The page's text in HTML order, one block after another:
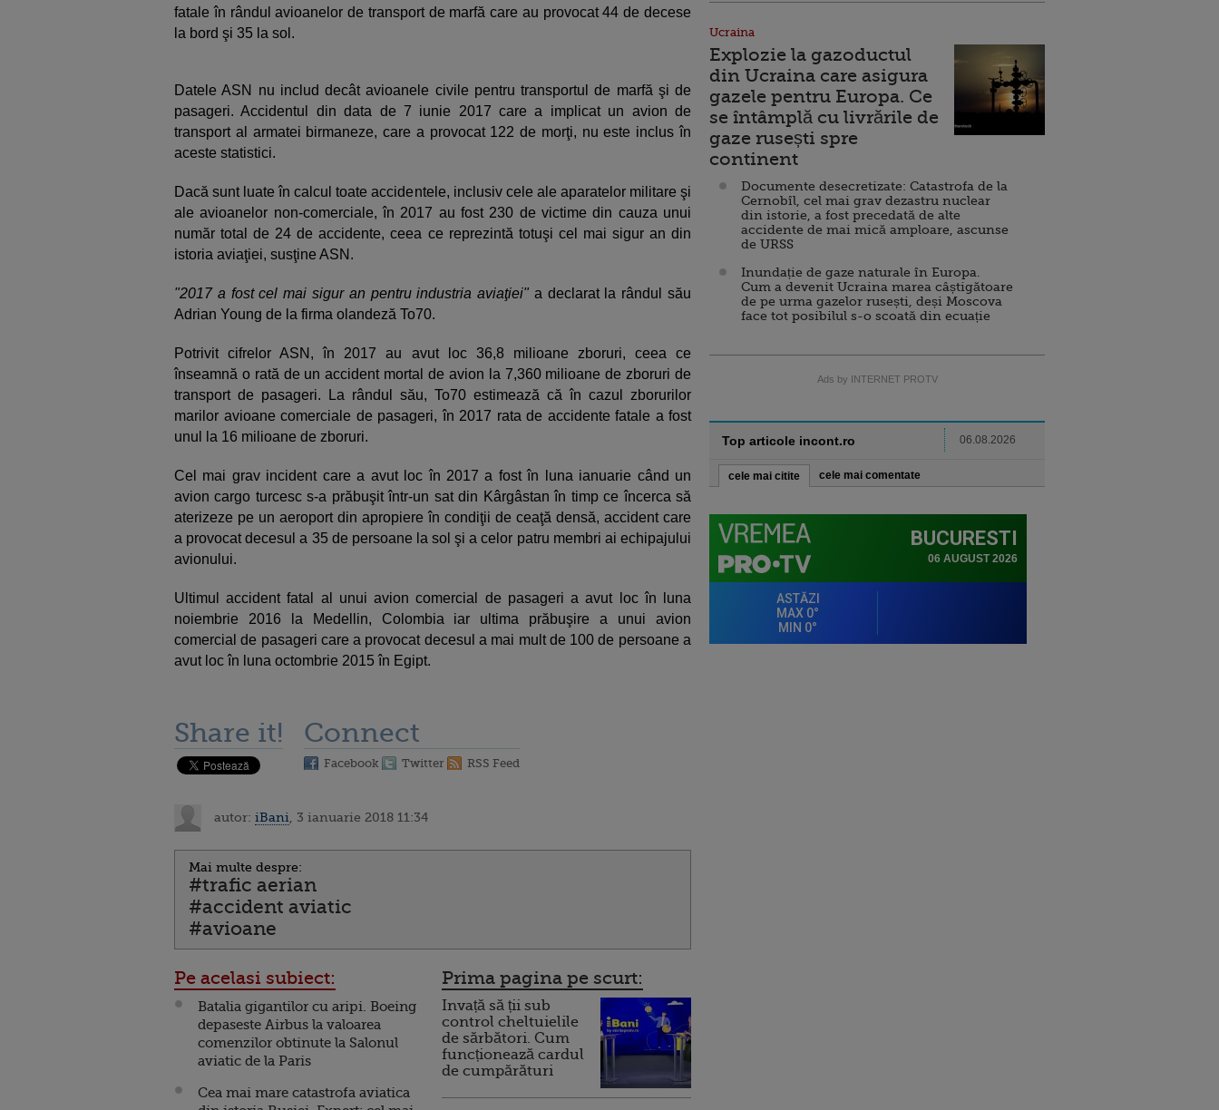
fatale în rândul avioanelor de transport de marfă care au provocat 44 de decese
la bord şi 35 la sol.
Datele ASN nu includ decât avioanele civile pentru transportul de marfă şi de
pasageri. Accidentul din data de 7 iunie 2017 care a implicat un avion de
transport al armatei birmaneze, care a provocat 122 de morţi, nu este inclus în
aceste statistici.
Dacă sunt luate în calcul toate accidentele, inclusiv cele ale aparatelor militare şi
ale avioanelor non-comerciale, în 2017 au fost 230 de victime din cauza unui
număr total de 24 de accidente, ceea ce reprezintă totuşi cel mai sigur an din
istoria aviaţiei, susţine ASN.
"2017 a fost cel mai sigur an pentru industria aviaţiei" a declarat la rândul său
Adrian Young de la firma olandeză To70.
Potrivit cifrelor ASN, în 2017 au avut loc 36,8 milioane zboruri, ceea ce
înseamnă o rată de un accident mortal de avion la 7,360 milioane de zboruri de
transport de pasageri. La rândul său, To70 estimează că în cazul zborurilor
marilor avioane comerciale de pasageri, în 2017 rata de accidente fatale a fost
unul la 16 milioane de zboruri.
Cel mai grav incident care a avut loc în 2017 a fost în luna ianuarie când un
avion cargo turcesc s-a prăbuşit într-un sat din Kârgâstan în timp ce încerca să
aterizeze pe un aeroport din apropiere în condiţii de ceaţă densă, accident care
a provocat decesul a 35 de persoane la sol şi a celor patru membri ai echipajului
avionului.
Ultimul accident fatal al unui avion comercial de pasageri a avut loc în luna
noiembrie 2016 la Medellin, Colombia iar ultima prăbuşire a unui avion
comercial de pasageri care a provocat decesul a mai mult de 100 de persoane a
avut loc în luna octombrie 2015 în Egipt.
Share it! Connect
Facebook Twitter RSS Feed
autor: iBani , 3 ianuarie 2018 11:34
Mai multe despre:
#trafic aerian
#accident aviatic
#avioane
Pe acelasi subiect:
Batalia gigantilor cu aripi. Boeing
depaseste Airbus la valoarea
comenzilor obtinute la Salonul
aviatic de la Paris
Cea mai mare catastrofa aviatica
Prima pagina pe scurt:
Invață să ții sub
control cheltuielile
de sărbători. Cum
funcționează cardul
de cumpărături
Ucraina
Explozie la gazoductul
din Ucraina care asigura
gazele pentru Europa. Ce
se întâmplă cu livrările de
gaze rusești spre
continent
Documente desecretizate: Catastrofa de la
Cernobîl, cel mai grav dezastru nuclear
din istorie, a fost precedată de alte
accidente de mai mică amploare, ascunse
de URSS
Inundație de gaze naturale în Europa.
Cum a devenit Ucraina marea câștigătoare
de pe urma gazelor rusești, deși Moscova
face tot posibilul s-o scoată din ecuație
Ads by INTERNET PROTV
Top articole incont.ro 06.08.2026
cele mai citite cele mai comentate